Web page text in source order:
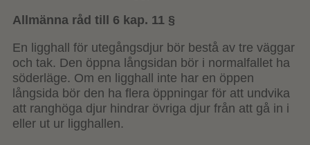
Allmänna råd till 6 kap. 11 §
En ligghall för utegångsdjur bör bestå av tre väggar
och tak. Den öppna långsidan bör i normalfallet ha
söderläge. Om en ligghall inte har en öppen
långsida bör den ha flera öppningar för att undvika
att ranghöga djur hindrar övriga djur från att gå in i
eller ut ur ligghallen.